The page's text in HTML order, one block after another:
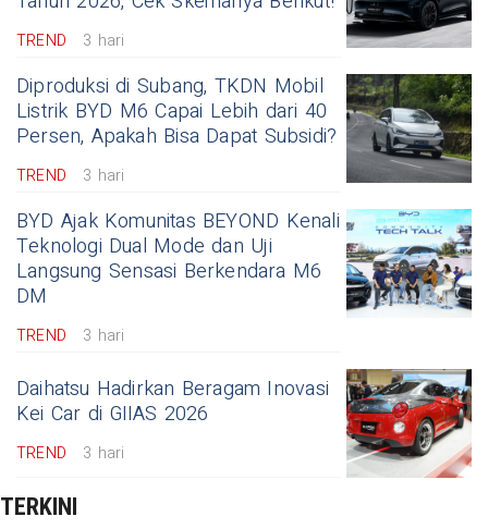
TREND 3 hari
Diproduksi di Subang, TKDN Mobil
Listrik BYD M6 Capai Lebih dari 40
Persen, Apakah Bisa Dapat Subsidi?
TREND 3 hari
BYD Ajak Komunitas BEYOND Kenali
Teknologi Dual Mode dan Uji
Langsung Sensasi Berkendara M6
DM
TREND 3 hari
Daihatsu Hadirkan Beragam Inovasi
Kei Car di GIIAS 2026
TREND 3 hari
TERKINI